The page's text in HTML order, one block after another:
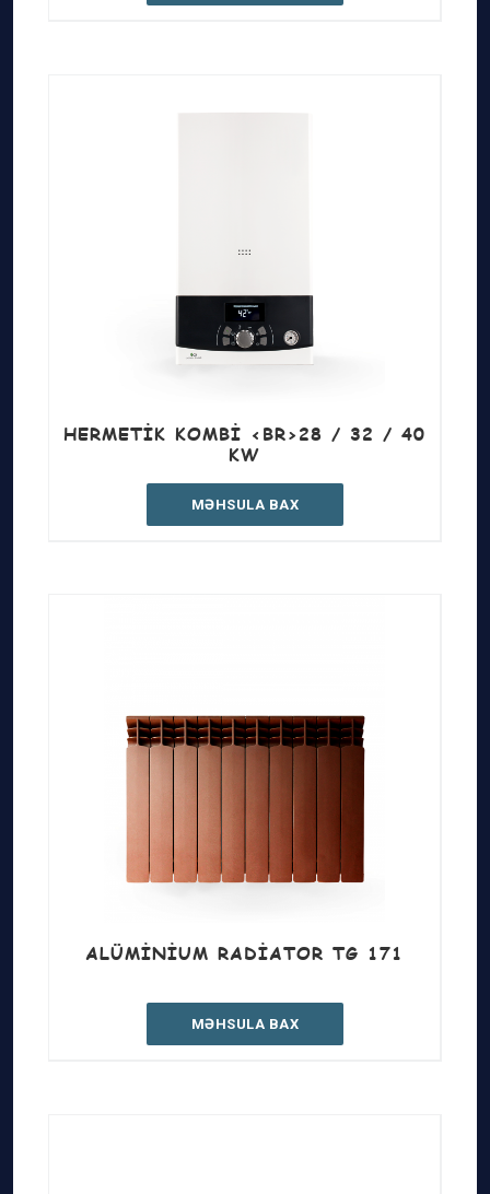
HERMETIK KOMBI <BR>28 / 32 / 40
KW
MƏHSULA BAX
ALÜMINIUM RADIATOR TG 171
MƏHSULA BAX